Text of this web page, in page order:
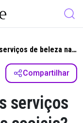
de beleza nas
Compartilhar
serviços